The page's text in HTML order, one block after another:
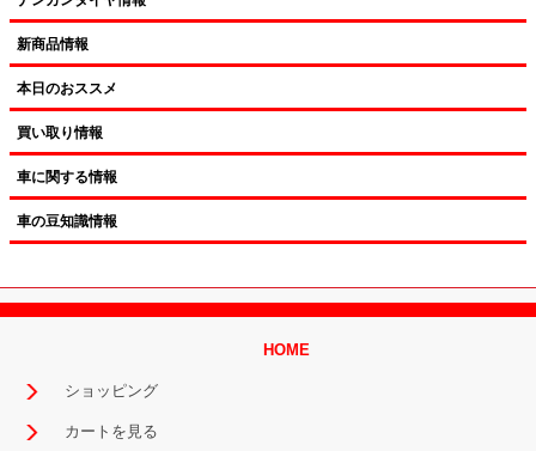
新商品情報
本日のおススメ
買い取り情報
車に関する情報
車の豆知識情報
HOME
ショッピング
カートを見る